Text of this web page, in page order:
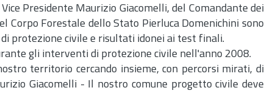
Presidente Maurizio Giacomelli, del Comandante dei
Corpo Forestale dello Stato Pierluca Domenichini sono
protezione civile e risultati idonei ai test finali.
gli interventi di protezione civile nell'anno 2008.
territorio cercando insieme, con percorsi mirati, di
Giacomelli - Il nostro comune progetto civile deve